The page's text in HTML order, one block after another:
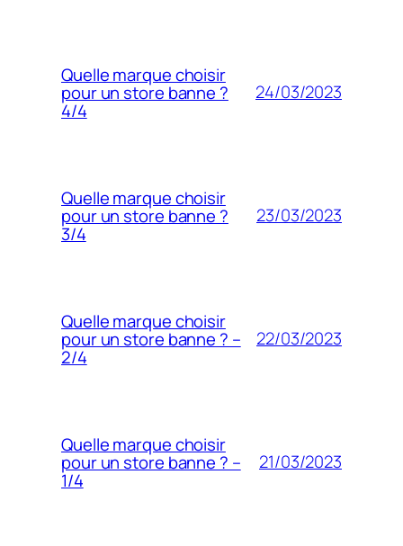
Quelle marque choisir
pour un store banne ?
4/4
24/03/2023
Quelle marque choisir
pour un store banne ?
3/4
23/03/2023
Quelle marque choisir
pour un store banne ? –
2/4
22/03/2023
Quelle marque choisir
pour un store banne ? –
1/4
21/03/2023